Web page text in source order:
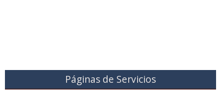
Páginas de Servicios